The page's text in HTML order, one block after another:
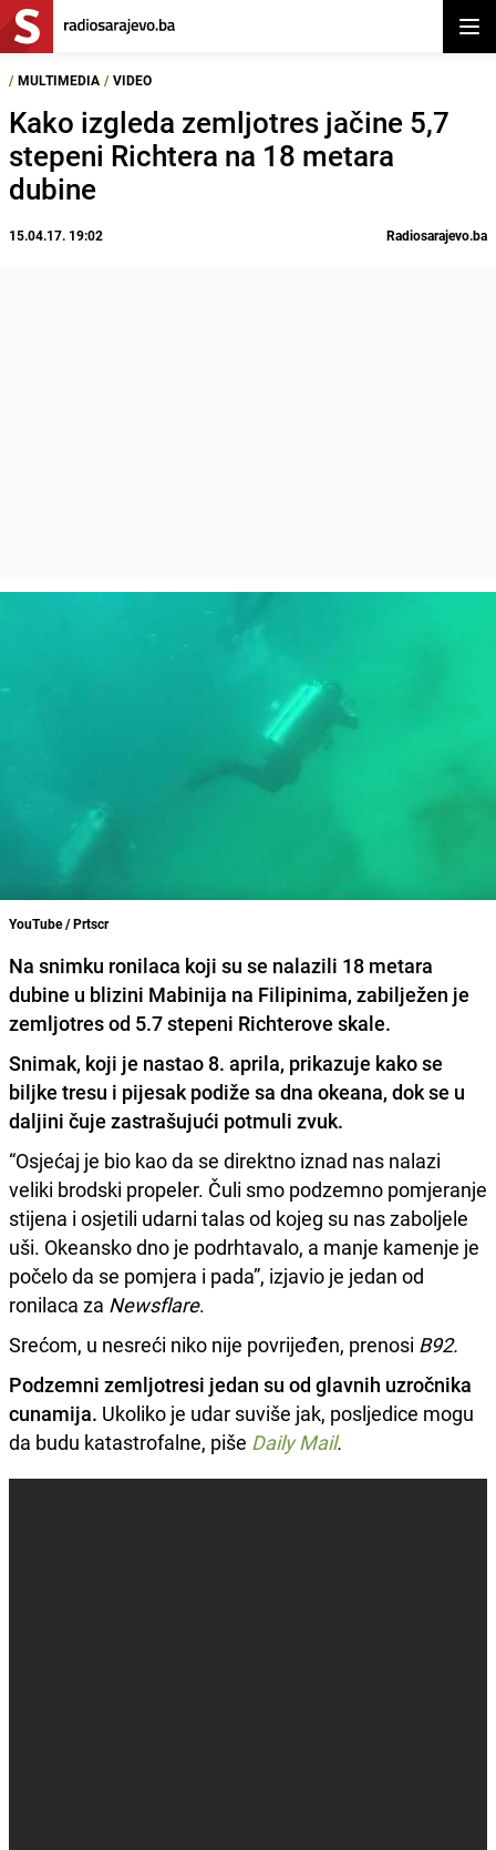
/ MULTIMEDIA / VIDEO
Kako izgleda zemljotres jačine 5,7
stepeni Richtera na 18 metara
dubine
15.04.17. 19:02 Radiosarajevo.ba
YouTube / Prtscr
Na snimku ronilaca koji su se nalazili 18 metara
dubine u blizini Mabinija na Filipinima, zabilježen je
zemljotres od 5.7 stepeni Richterove skale.
Snimak, koji je nastao 8. aprila, prikazuje kako se
biljke tresu i pijesak podiže sa dna okeana, dok se u
daljini čuje zastrašujući potmuli zvuk.
“Osjećaj je bio kao da se direktno iznad nas nalazi
veliki brodski propeler. Čuli smo podzemno pomjeranje
stijena i osjetili udarni talas od kojeg su nas zaboljele
uši. Okeansko dno je podrhtavalo, a manje kamenje je
počelo da se pomjera i pada”, izjavio je jedan od
ronilaca za Newsflare.
Srećom, u nesreći niko nije povrijeđen, prenosi B92.
Podzemni zemljotresi jedan su od glavnih uzročnika
cunamija. Ukoliko je udar suviše jak, posljedice mogu
da budu katastrofalne, piše Daily Mail.